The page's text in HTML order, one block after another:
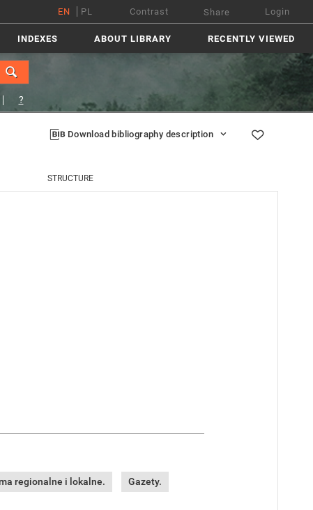
EN PL Contrast Share Login
INDEXES ABOUT LIBRARY RECENTLY VIEWED
?
Download bibliography description
STRUCTURE
regionalne i lokalne. Gazety.